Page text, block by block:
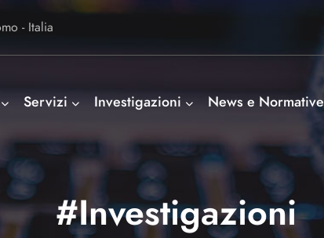
- Italia
Servizi Investigazioni News e Normative
#Investigazioni